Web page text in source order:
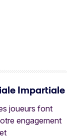
Impartiale
joueurs font
engagement